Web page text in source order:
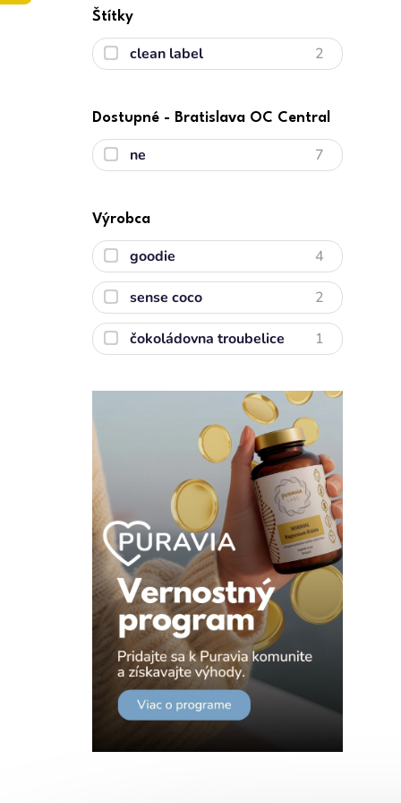
Štítky
clean label 2
Dostupné - Bratislava OC Central
ne 7
Výrobca
goodie 4
sense coco 2
čokoládovna troubelice 1